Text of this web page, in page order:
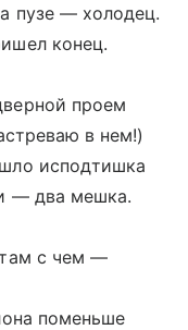
пузе — холодец.
конец.
проем
в нем!)
исподтишка
— два мешка.
с чем —
поменьше